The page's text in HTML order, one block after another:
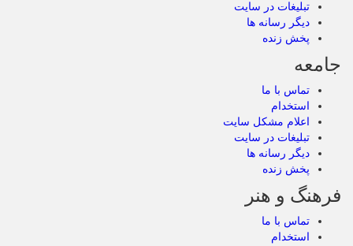
تبلیغات در سایت
دیگر رسانه ها
پخش زنده
جامعه
تماس با ما
استخدام
اعلام مشکل سایت
تبلیغات در سایت
دیگر رسانه ها
پخش زنده
فرهنگ و هنر
تماس با ما
استخدام